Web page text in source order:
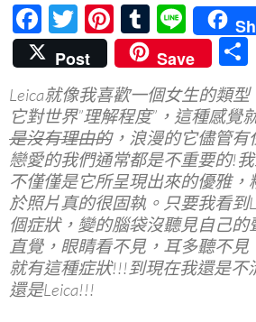
F
ac
e
b
o
o
k
T
w
itt
er
Pi
nt
er
es
t
T
u
m
bl
r
Li
n
e
Post
Save
Leica就像我喜歡一個女生的類
它對世界”理解程度”，這種感覺
是沒有理由的，浪漫的它儘管有
戀愛的我們通常都是不重要的!
不僅僅是它所呈現出來的優雅
於照片真的很固執。只要我看到
個症狀，變的腦袋沒聽見自己
直覺，眼睛看不見，耳多聽不見
就有這種症狀!!!到現在我還是不
還是Leica!!!